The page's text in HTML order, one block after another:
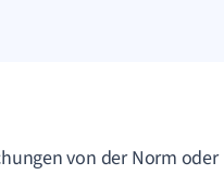
von der Norm oder